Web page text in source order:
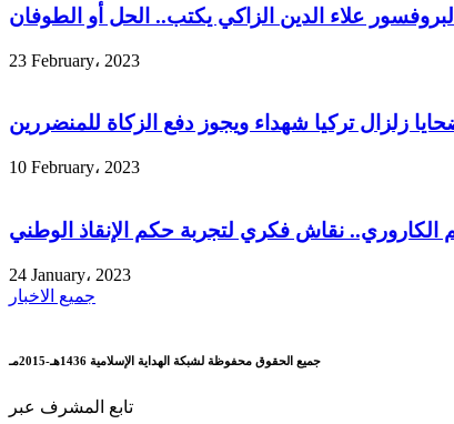
البروفسور علاء الدين الزاكي يكتب.. الحل أو الطوفان
23 February، 2023
زلزال تركيا شهداء ويجوز دفع الزكاة للمنضررين
10 February، 2023
الكاروري.. نقاش فكري لتجربة حكم الإنقاذ الوطني
24 January، 2023
جميع الاخبار
جميع الحقوق محفوظة لشبكة الهداية الإسلامية 1436هـ-2015مـ
تابع المشرف عبر